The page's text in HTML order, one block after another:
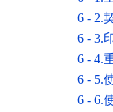
6 - 2.
6 - 3.
6 - 4.
6 - 5.
6 - 6.